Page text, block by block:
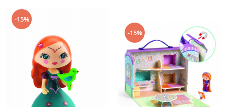
-15%
-15%